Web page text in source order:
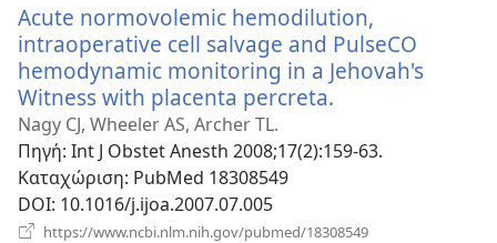
Acute normovolemic hemodilution,
intraoperative cell salvage and PulseCO
hemodynamic monitoring in a Jehovah's
Witness with placenta percreta.
παράθυρο)
Nagy CJ, Wheeler AS, Archer TL.
Πηγή‎: Int J Obstet Anesth 2008;17(2):159-63.
Καταχώριση‎: PubMed 18308549
DOI‎: 10.1016/j.ijoa.2007.07.005
https://www.ncbi.nlm.nih.gov/pubmed/18308549